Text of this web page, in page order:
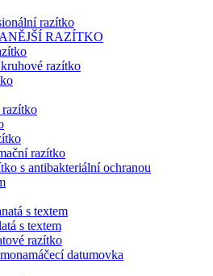
razítko
RAZÍTKO
razítko
razítko
razítko
s antibakteriální ochranou
s textem
s textem
razítko
datumovka